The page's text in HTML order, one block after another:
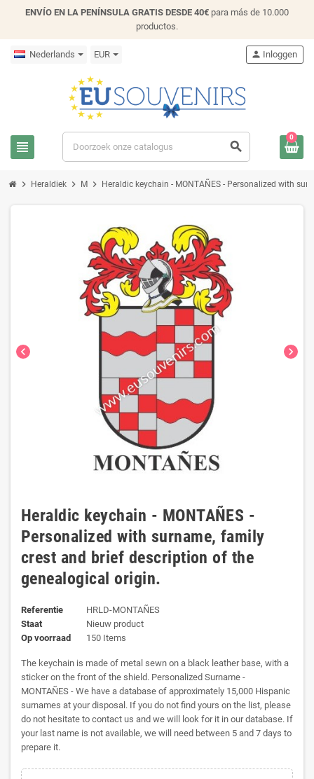
ENVÍO EN LA PENÍNSULA GRATIS DESDE 40€ para más de 10.000
productos.
Nederlands EUR
view_headline search
person Inloggen
0
chevron_right Heraldiek chevron_right M chevron_right Heraldic keychain - MONTAÑES - Personalized with
chevron_left chevron_right
Heraldic keychain - MONTAÑES -
Personalized with surname, family
crest and brief description of the
genealogical origin.
Referentie
HRLD-MONTAÑES
Staat
Nieuw product
Op voorraad
150 Items
The keychain is made of metal sewn on a black leather base, with a
sticker on the front of the shield. Personalized Surname -
MONTAÑES - We have a database of approximately 15,000 Hispanic
surnames at your disposal. If you do not find yours on the list, please
do not hesitate to contact us and we will look for it in our database. If
your last name is not available, we will need between 5 and 7 days to
prepare it.